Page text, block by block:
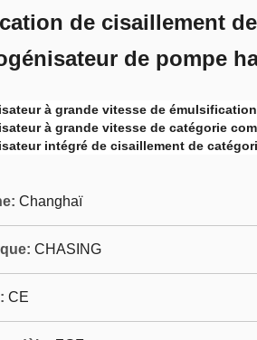
de cisaillement
de pompe
à grande vitesse de
à grande vitesse de catégorie
intégré de cisaillement de
Changhaï
CHASING
CE